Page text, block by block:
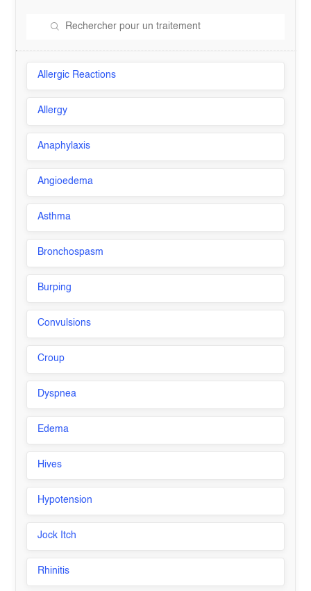
Allergic Reactions
Allergy
Anaphylaxis
Angioedema
Asthma
Bronchospasm
Burping
Convulsions
Croup
Dyspnea
Edema
Hives
Hypotension
Jock Itch
Rhinitis